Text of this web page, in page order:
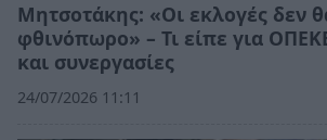
Μητσοτάκης: «Οι εκλογές δεν
φθινόπωρο» – Τι είπε για
και συνεργασίες
24/07/2026 11:11